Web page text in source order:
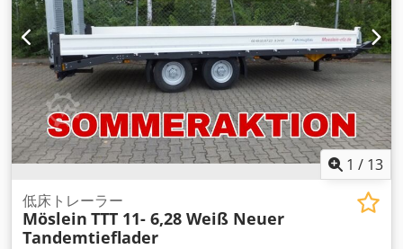
1 / 13
低床トレーラー
Möslein TTT 11- 6,28 Weiß Neuer
Tandemtieflader